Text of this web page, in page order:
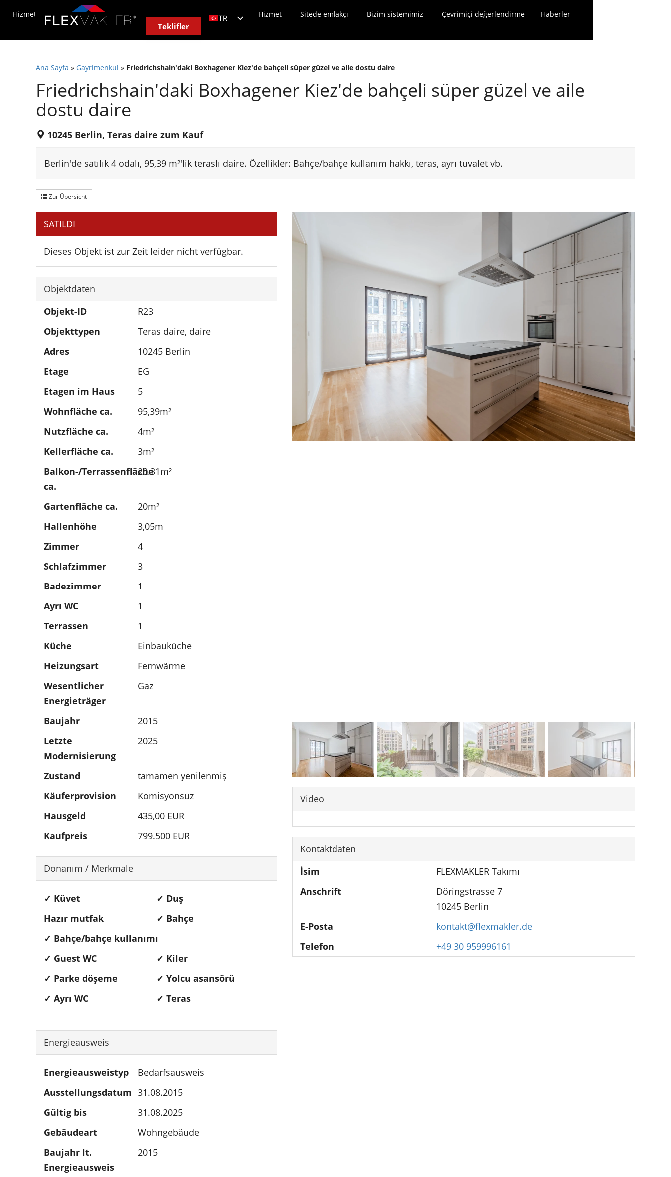
Teklifler
TR
FR
ZH
Hizmet Sitede emlakçı Bizim sistemimiz Çevrimiçi değerlendirme Haberler Bize ulaşın
Hizmet Sitede emlakçı Bizim sistemimiz Çevrimiçi değerlendirme Haberler
Ana Sayfa » Gayrimenkul » Friedrichshain'daki Boxhagener Kiez'de bahçeli süper güzel ve aile dostu daire
Friedrichshain'daki Boxhagener Kiez'de bahçeli süper güzel ve aile
dostu daire
10245 Berlin, Teras daire zum Kauf
Berlin'de satılık 4 odalı, 95,39 m²'lik teraslı daire. Özellikler: Bahçe/bahçe kullanım hakkı, teras, ayrı tuvalet vb.
Zur Übersicht
Video
Kontaktdaten
İsim
FLEXMAKLER Takımı
Anschrift
Döringstrasse 7
10245 Berlin
E-Posta
kontakt@flexmakler.de
Telefon
+49 30 959996161
SATILDI
Dieses Objekt ist zur Zeit leider nicht verfügbar.
Objektdaten
Objekt-ID
R23
Objekttypen
Teras daire, daire
Adres
10245 Berlin
Etage
EG
Etagen im Haus
5
Wohnfläche ca.
95,39m²
Nutzfläche ca.
4m²
Kellerfläche ca.
3m²
Balkon-/Terrassenfläche
ca.
20.31m²
Gartenfläche ca.
20m²
Hallenhöhe
3,05m
Zimmer
4
Schlafzimmer
3
Badezimmer
1
Ayrı WC
1
Terrassen
1
Küche
Einbauküche
Heizungsart
Fernwärme
Wesentlicher
Energieträger
Gaz
Baujahr
2015
Letzte
Modernisierung
2025
Zustand
tamamen yenilenmiş
Käuferprovision
Komisyonsuz
Hausgeld
435,00 EUR
Kaufpreis
799.500 EUR
Donanım / Merkmale
✓ Küvet
✓ Duş
Hazır mutfak
✓ Bahçe
✓ Bahçe/bahçe kullanımı
✓ Guest WC
✓ Kiler
✓ Parke döşeme
✓ Yolcu asansörü
✓ Ayrı WC
✓ Teras
Energieausweis
Energieausweistyp
Bedarfsausweis
Ausstellungsdatum 31.08.2015
Gültig bis
31.08.2025
Gebäudeart
Wohngebäude
Baujahr lt.
Energieausweis
2015